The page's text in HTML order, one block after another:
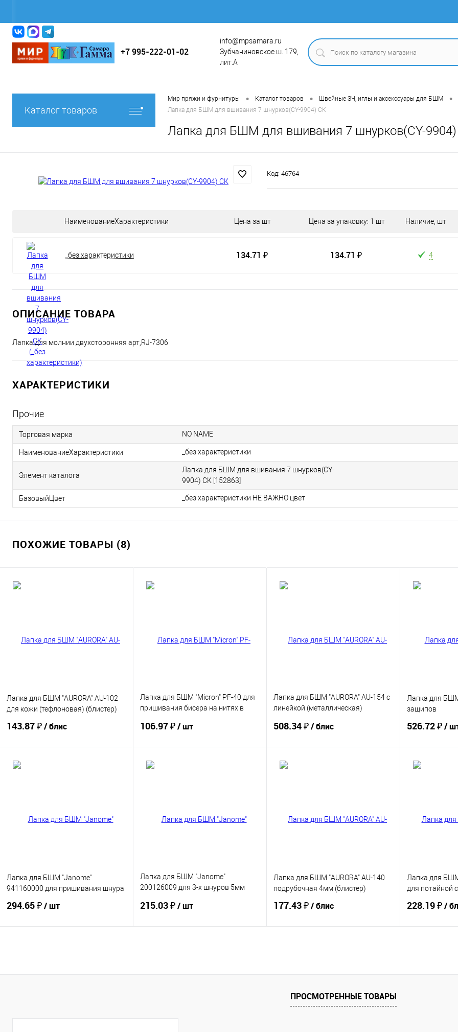
+7 995-222-01-02
info@mpsamara.ru
Зубчаниновское ш. 179,
лит.А
Каталог товаров
Мир пряжи и фурнитуры • Каталог товаров • Швейные ЗЧ, иглы и аксекссуары для БШМ •
Лапка для БШМ для вшивания 7 шнурков(CY-9904) СК
Лапка для БШМ для вшивания 7 шнурков(CY-
Код: 46764
НаименованиеХарактеристики Цена за шт Цена за упаковку: 1 шт Наличие, шт
_без характеристики 134.71 ₽ 134.71 ₽ 4
ОПИСАНИЕ ТОВАРА
Лапка для молнии двухсторонняя арт,RJ-7306
ХАРАКТЕРИСТИКИ
Прочие
Торговая марка NO NAME
НаименованиеХарактеристики _без характеристики
Элемент каталога
Лапка для БШМ для вшивания 7 шнурков(CY-
9904) СК [152863]
БазовыйЦвет _без характеристики НЕ ВАЖНО цвет
ПОХОЖИЕ ТОВАРЫ (8)
Лапка для БШМ "AURORA" AU-102
для кожи (тефлоновая) (блистер)
143.87 ₽/ блис
Лапка для БШМ "Micron" PF-40 для
пришивания бисера на нитях в
106.97 ₽/ шт
Лапка для БШМ "AURORA" AU-154 с
линейкой (металлическая)
508.34 ₽/ блис
Лапка для
защипов
526.72 ₽/
Лапка для БШМ "Janome"
941160000 для пришивания шнура
294.65 ₽/ шт
В избранное
Лапка для БШМ "Janome"
200126009 для 3-х шнуров 5мм
215.03 ₽/ шт
В избранное
Лапка для БШМ "AURORA" AU-140
подрубочная 4мм (блистер)
177.43 ₽/ блис
В избранное
Лапка для БШМ
для потайной
228.19 ₽/
В избранное
ПРОСМОТРЕННЫЕ ТОВАРЫ